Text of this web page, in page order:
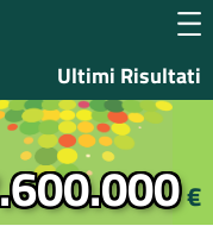
Ultimi Risultati
€